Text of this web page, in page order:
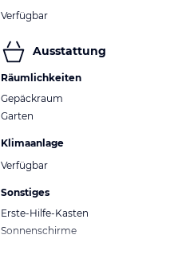
Verfügbar
Ausstattung
Räumlichkeiten
Gepäckraum
Garten
Klimaanlage
Verfügbar
Sonstiges
Erste-Hilfe-Kasten
Sonnenschirme